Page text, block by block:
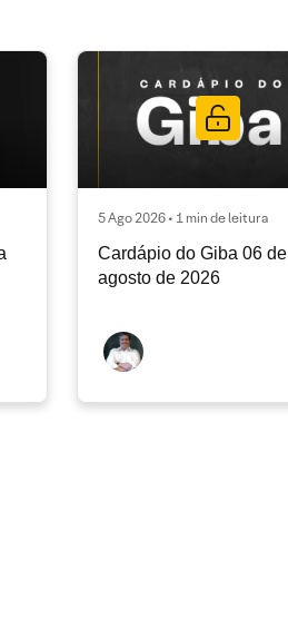
5 Ago 2026 • 1 min de leitura
Cardápio do Giba 06 de
agosto de 2026